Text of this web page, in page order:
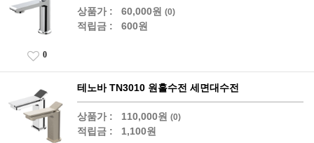
상품가 : 60,000원 (0)
적립금 : 600원
0
테노바 TN3010 원홀수전 세면대수전
상품가 : 110,000원 (0)
적립금 : 1,100원